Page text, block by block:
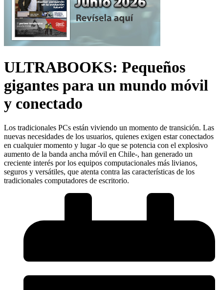
ULTRABOOKS: Pequeños
gigantes para un mundo móvil
y conectado
Los tradicionales PCs están viviendo un momento de transición. Las
nuevas necesidades de los usuarios, quienes exigen estar conectados
en cualquier momento y lugar -lo que se potencia con el explosivo
aumento de la banda ancha móvil en Chile-, han generado un
creciente interés por los equipos computacionales más livianos,
seguros y versátiles, que atenta contra las características de los
tradicionales computadores de escritorio.